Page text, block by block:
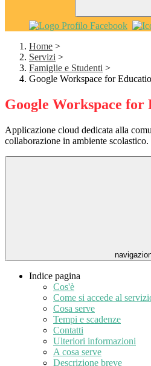
Home >
Servizi >
Famiglie e Studenti >
Google Workspace for
Google Workspace for
Applicazione cloud dedicata alla
collaborazione in ambiente scolastico.
Indice pagina
Cos'è
Come si accede al
Cosa serve
Tempi e scadenze
Contatti
Ulteriori informazioni
A cosa serve
Descrizione breve